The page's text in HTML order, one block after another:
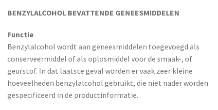
BENZYLALCOHOL BEVATTENDE GENEESMIDDELEN
Functie
Benzylalcohol wordt aan geneesmiddelen toegevoegd als
conserveermiddel of als oplosmiddel voor de smaak-, of
geurstof. In dat laatste geval worden er vaak zeer kleine
hoeveelheden benzylalcohol gebruikt, die niet nader worden
gespecificeerd in de productinformatie.